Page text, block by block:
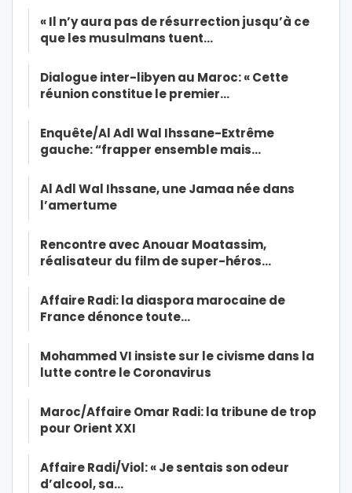
« Il n’y aura pas de résurrection jusqu’à ce
que les musulmans tuent…
Dialogue inter-libyen au Maroc: « Cette
réunion constitue le premier…
Enquête/Al Adl Wal Ihssane-Extrême
gauche: “frapper ensemble mais…
Al Adl Wal Ihssane, une Jamaa née dans
l’amertume
Rencontre avec Anouar Moatassim,
réalisateur du film de super-héros…
Affaire Radi: la diaspora marocaine de
France dénonce toute…
Mohammed VI insiste sur le civisme dans la
lutte contre le Coronavirus
Maroc/Affaire Omar Radi: la tribune de trop
pour Orient XXI
Affaire Radi/Viol: « Je sentais son odeur
d’alcool, sa…